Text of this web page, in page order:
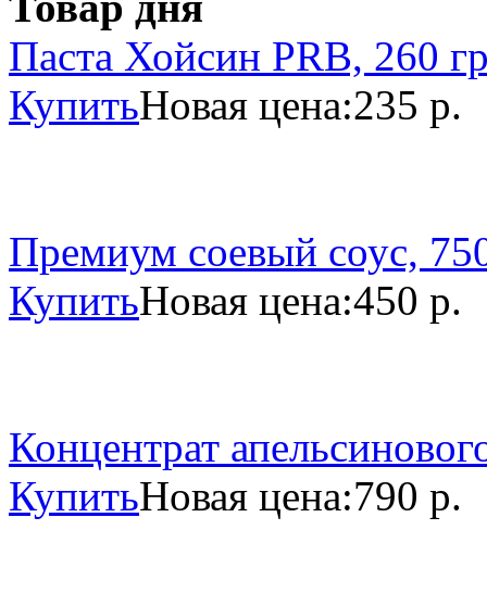
Паста Хойсин PRB, 260
КупитьНовая цена:235 р.
Премиум соевый соус,
КупитьНовая цена:450 р.
Концентрат
КупитьНовая цена:790 р.